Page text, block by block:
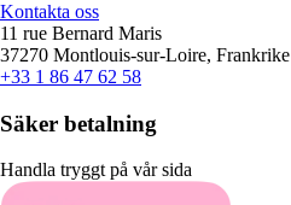
Kontakta oss
11 rue Bernard Maris
37270 Montlouis-sur-Loire, Frankrike
+33 1 86 47 62 58
Säker betalning
Handla tryggt på vår sida